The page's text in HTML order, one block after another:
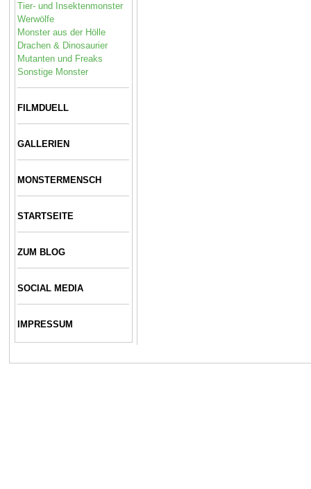
Tier- und Insektenmonster
Werwölfe
Monster aus der Hölle
Drachen & Dinosaurier
Mutanten und Freaks
Sonstige Monster
FILMDUELL
GALLERIEN
MONSTERMENSCH
STARTSEITE
ZUM BLOG
SOCIAL MEDIA
IMPRESSUM